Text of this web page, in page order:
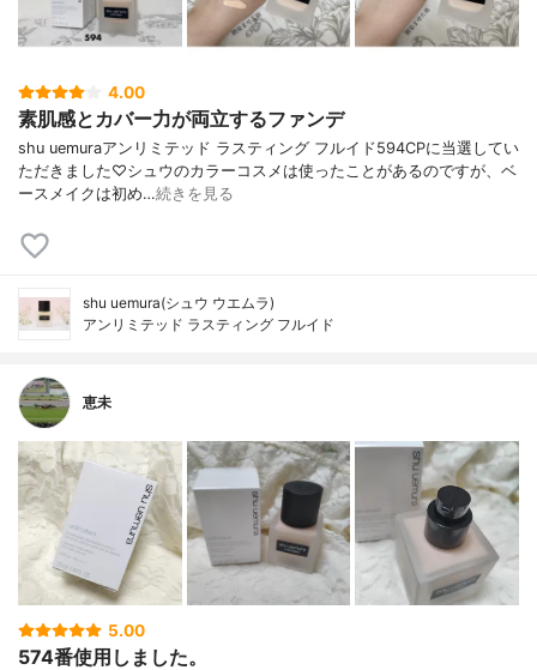
4.00
素肌感とカバー力が両立するファンデ
shu uemuraアンリミテッド ラスティング フルイド594CPに当選してい
ただきました♡シュウのカラーコスメは使ったことがあるのですが、ベ
ースメイクは初め…続きを見る
shu uemura(シュウ ウエムラ)
アンリミテッド ラスティング フルイド
恵未
5.00
574番使用しました。